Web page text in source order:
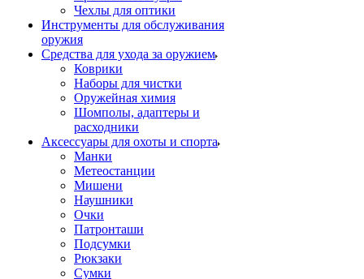
Чехлы для оптики
Инструменты для обслуживания
оружия
Средства для ухода за оружием
Коврики
Наборы для чистки
Оружейная химия
Шомполы, адаптеры и
расходники
Аксессуары для охоты и спорта
Манки
Метеостанции
Мишени
Наушники
Очки
Патронташи
Подсумки
Рюкзаки
Сумки